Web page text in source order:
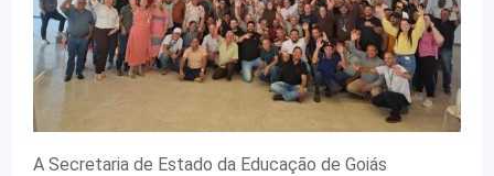
A Secretaria de Estado da Educação de Goiás